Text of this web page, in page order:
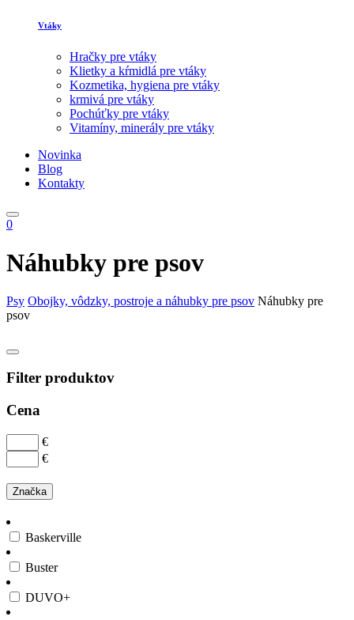
Vtáky
Hračky pre vtáky
Klietky a kŕmidlá pre vtáky
Kozmetika, hygiena pre vtáky
krmivá pre vtáky
Pochúťky pre vtáky
Vitamíny, minerály pre vtáky
Novinka
Blog
Kontakty
0
Náhubky pre psov
Psy Obojky, vôdzky, postroje a náhubky pre psov Náhubky pre
psov
Filter produktov
Cena
€
€
Značka
Baskerville
Buster
DUVO+